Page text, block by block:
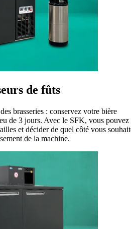
de fûts
brasseries : conservez votre bière
de 3 jours. Avec le SFK, vous pouvez
et décider de quel côté vous
de la machine.